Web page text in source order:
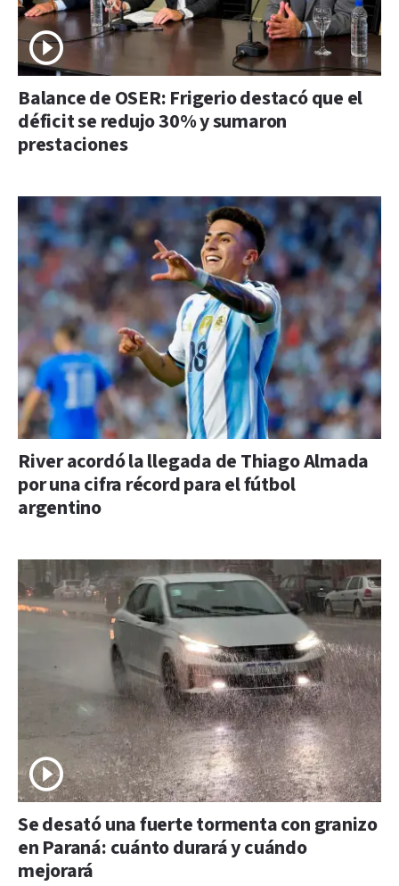
Balance de OSER: Frigerio destacó que el
déficit se redujo 30% y sumaron
prestaciones
River acordó la llegada de Thiago Almada
por una cifra récord para el fútbol
argentino
Se desató una fuerte tormenta con granizo
en Paraná: cuánto durará y cuándo
mejorará